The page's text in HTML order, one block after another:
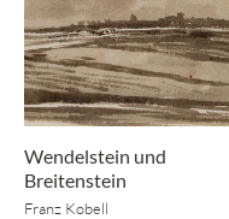
Wendelstein und
Breitenstein
Franz Kobell